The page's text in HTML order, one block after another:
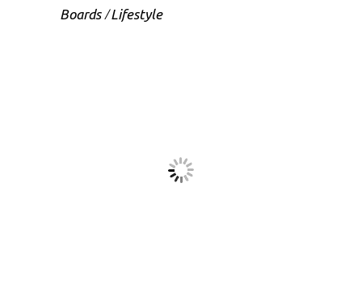
Boards Lifestyle